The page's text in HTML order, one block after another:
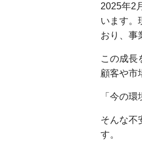
2025年2
います。
おり、事
この成長
顧客や市
「今の
そんな不
す。